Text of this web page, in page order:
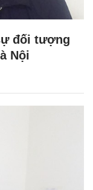
đối tượng
Nội